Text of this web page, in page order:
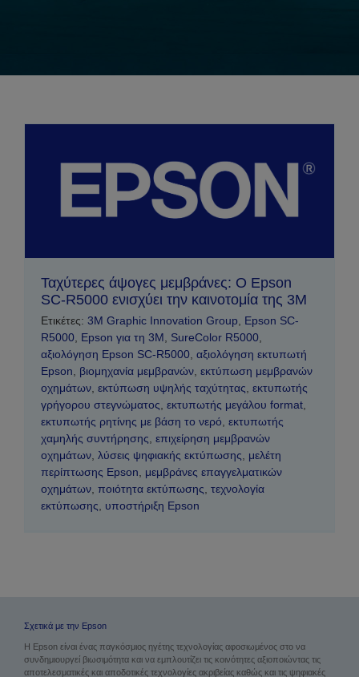
Ταχύτερες άψογες μεμβράνες: Ο Epson
SC-R5000 ενισχύει την καινοτομία της 3M
Ετικέτες: 3M Graphic Innovation Group
Epson SC-
R5000 Epson για τη 3M SureColor R5000
αξιολόγηση Epson SC-R5000 αξιολόγηση εκτυπωτή
Epson
βιομηχανία μεμβρανών εκτύπωση μεμβρανών
οχημάτων εκτύπωση υψηλής ταχύτητας εκτυπωτής
γρήγορου στεγνώματος εκτυπωτής μεγάλου format
εκτυπωτής ρητίνης με βάση το νερό εκτυπωτής
χαμηλής συντήρησης επιχείρηση μεμβρανών
οχημάτων λύσεις ψηφιακής εκτύπωσης
μελέτη
περίπτωσης Epson
μεμβράνες επαγγελματικών
οχημάτων ποιότητα εκτύπωσης τεχνολογία
εκτύπωσης
υποστήριξη Epson
Σχετικά με την Epson
Η Epson είναι ένας παγκόσμιος ηγέτης τεχνολογίας αφοσιωμένος στο να
συνδημιουργεί βιωσιμότητα και να εμπλουτίζει τις κοινότητες αξιοποιώντας τις
αποτελεσματικές και αποδοτικές τεχνολογίες ακριβείας καθώς και τις ψηφιακές